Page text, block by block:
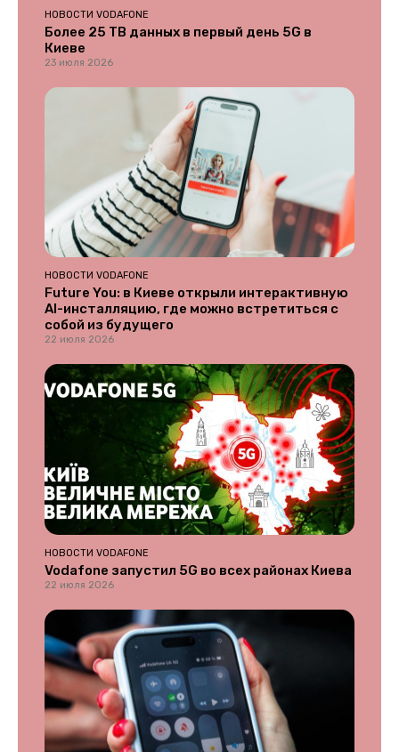
НОВОСТИ VODAFONE
Более 25 ТВ данных в первый день 5G в
Киеве
23 июля 2026
НОВОСТИ VODAFONE
Future You: в Киеве открыли интерактивную
AI-инсталляцию, где можно встретиться с
собой из будущего
22 июля 2026
НОВОСТИ VODAFONE
Vodafone запустил 5G во всех районах Киева
22 июля 2026